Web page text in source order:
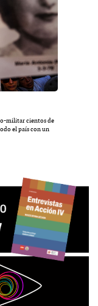
militar cientos de
el país con un